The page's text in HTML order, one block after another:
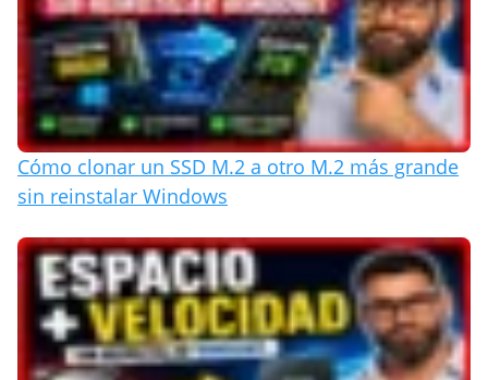
Cómo clonar un SSD M.2 a otro M.2 más grande
sin reinstalar Windows